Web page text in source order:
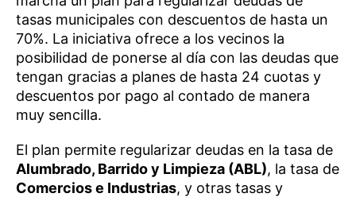
tasas municipales con descuentos de hasta un
70%. La iniciativa ofrece a los vecinos la
posibilidad de ponerse al día con las deudas que
tengan gracias a planes de hasta 24 cuotas y
descuentos por pago al contado de manera
muy sencilla.
El plan permite regularizar deudas en la tasa de
Alumbrado, Barrido y Limpieza (ABL), la tasa de
Comercios e Industrias, y otras tasas y